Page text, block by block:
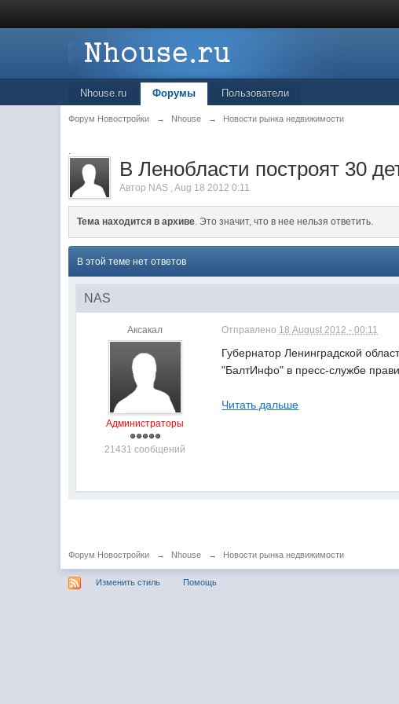
Nhouse.ru Форумы Пользователи
Форум Новостройки → Nhouse → Новости рынка недвижимости
.
В Ленобласти построят 30
Автор NAS ,Aug 18 2012 0:11
Тема находится в архиве. Это значит, что в нее нельзя ответить.
В этой теме нет ответов
NAS
Аксакал
Администраторы
21431 сообщений
Отправлено 18 August 2012 - 00:11
Губернатор Ленинградской
"БалтИнфо" в пресс-службе
Читать дальше
Форум Новостройки → Nhouse → Новости рынка недвижимости
Изменить стиль Помощь